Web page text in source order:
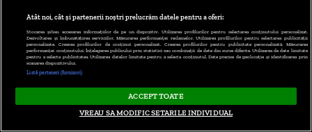
Atât noi, cât și partenerii noștri prelucrăm datele pentru a oferi:
Stocarea și/sau accesarea informațiilor de pe un dispozitiv. Utilizarea profilurilor pentru selectarea conținutului personalizat.
Dezvoltarea și îmbunătățirea serviciilor. Măsurarea performanței reclamelor. Utilizarea profilurilor pentru selectarea publicității
personalizate. Crearea profilurilor de conținut personalizat. Crearea profilurilor pentru publicitate personalizată. Măsurarea
performanței conținutului. Înțelegerea publicului prin statistici sau combinații de date din surse diferite. Utilizarea de date limitate
pentru a selecta publicitatea. Utilizarea datelor limitate pentru a selecta conținutul. Date precise de geolocație și identificarea prin
scanarea dispozitivului.
Listă parteneri (furnizori)
ACCEPT TOATE
VREAU SA MODIFIC SETARILE INDIVIDUAL